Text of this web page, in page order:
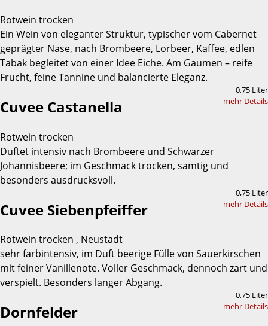
Rotwein trocken
Ein Wein von eleganter Struktur, typischer vom Cabernet
geprägter Nase, nach Brombeere, Lorbeer, Kaffee, edlen
Tabak begleitet von einer Idee Eiche. Am Gaumen – reife
Frucht, feine Tannine und balancierte Eleganz.
0,75 Liter
mehr Details
Cuvee Castanella
Rotwein trocken
Duftet intensiv nach Brombeere und Schwarzer
Johannisbeere; im Geschmack trocken, samtig und
besonders ausdrucksvoll.
0,75 Liter
mehr Details
Cuvee Siebenpfeiffer
Rotwein trocken , Neustadt
sehr farbintensiv, im Duft beerige Fülle von Sauerkirschen
mit feiner Vanillenote. Voller Geschmack, dennoch zart und
verspielt. Besonders langer Abgang.
0,75 Liter
mehr Details
Dornfelder